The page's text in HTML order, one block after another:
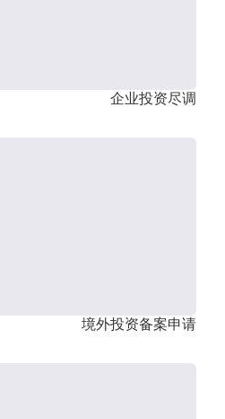
企业投资尽调
境外投资备案申请